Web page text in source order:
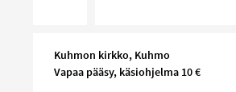
Kuhmon kirkko, Kuhmo
Vapaa pääsy, käsiohjelma 10 €